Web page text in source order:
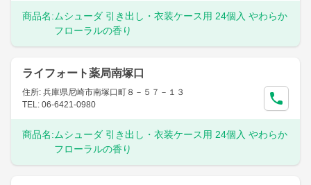
商品名: ムシューダ 引き出し・衣装ケース用 24個入 やわらか
フローラルの香り
ライフォート薬局南塚口
住所: 兵庫県尼崎市南塚口町８－５７－１３
TEL: 06-6421-0980
商品名: ムシューダ 引き出し・衣装ケース用 24個入 やわらか
フローラルの香り